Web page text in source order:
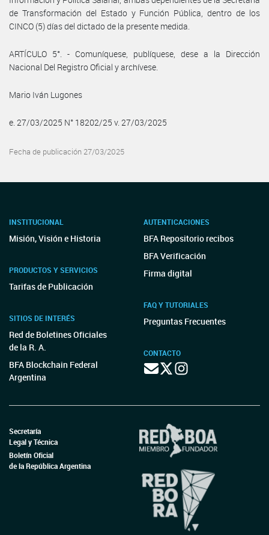
de Transformación del Estado y Función Pública, dentro de los
CINCO (5) días del dictado de la presente medida.
ARTÍCULO 5°. - Comuníquese, publíquese, dese a la Dirección
Nacional Del Registro Oficial y archívese.
Mario Iván Lugones
e. 27/03/2025 N° 18202/25 v. 27/03/2025
Fecha de publicación 27/03/2025
INSTITUCIONAL
Misión, Visión e Historia
PRODUCTOS Y SERVICIOS
Tarifas de Publicación
SITIOS DE INTERÉS
Red de Boletines Oficiales
de la R. A.
BFA Blockchain Federal
Argentina
AUTENTICACIONES
BFA Repositorio recibos
BFA Verificación
Firma digital
FAQ Y TUTORIALES
Preguntas Frecuentes
CONTACTO
Secretaría
Legal y Técnica
Boletín Oficial
de la República Argentina